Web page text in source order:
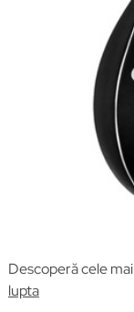
Descoperă cele
lupta